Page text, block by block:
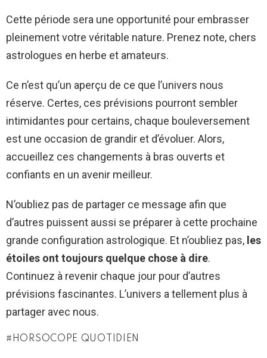
Cette période sera une opportunité pour embrasser
pleinement votre véritable nature. Prenez note, chers
astrologues en herbe et amateurs.
Ce n’est qu’un aperçu de ce que l’univers nous
réserve. Certes, ces prévisions pourront sembler
intimidantes pour certains, chaque bouleversement
est une occasion de grandir et d’évoluer. Alors,
accueillez ces changements à bras ouverts et
confiants en un avenir meilleur.
N’oubliez pas de partager ce message afin que
d’autres puissent aussi se préparer à cette prochaine
grande configuration astrologique. Et n’oubliez pas, les
étoiles ont toujours quelque chose à dire.
Continuez à revenir chaque jour pour d’autres
prévisions fascinantes. L’univers a tellement plus à
partager avec nous.
HORSOCOPE QUOTIDIEN